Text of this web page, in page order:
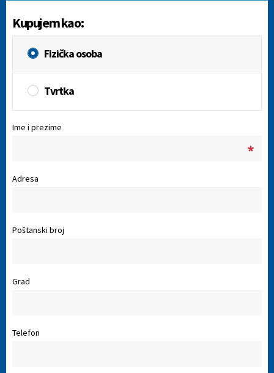
Kupujem kao:
Fizička osoba
Tvrtka
Ime i prezime
Adresa
Poštanski broj
Grad
Telefon